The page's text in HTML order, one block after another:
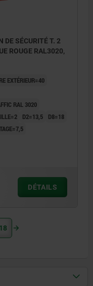
DE SÉCURITÉ T. 2
ROUGE RAL3020,
EXTÉRIEUR=40
RAL 3020
D2=13,5
D8=18
DÉTAILS
18